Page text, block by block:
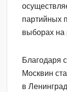
партийных
выборах на
Благодаря
Москвин
в